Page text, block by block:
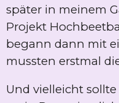
später in meinem
Projekt
begann dann mit
mussten erstmal
Und vielleicht